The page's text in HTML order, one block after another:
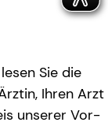
Sie die
Ihren Arzt
unserer Vor-